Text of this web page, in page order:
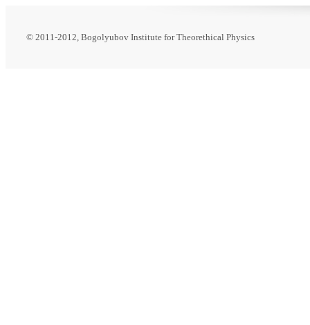
© 2011-2012, Bogolyubov Institute for Theorethical Physics